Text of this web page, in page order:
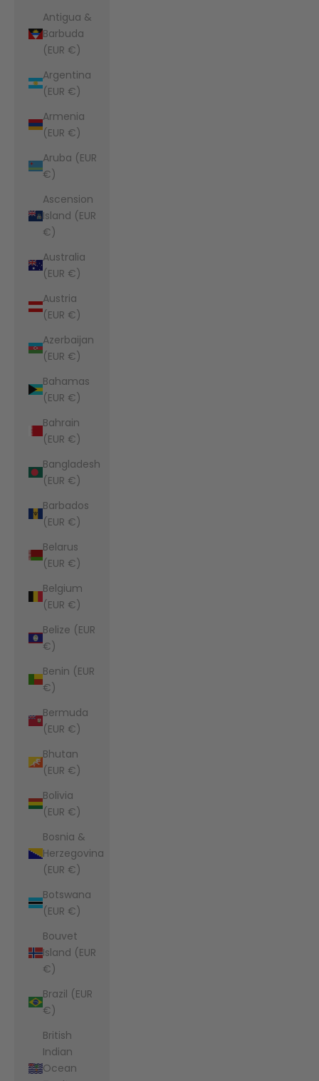
Antigua &
Barbuda
(EUR €)
Argentina
(EUR €)
Armenia
(EUR €)
Aruba (EUR
€)
Ascension
Island (EUR
€)
Australia
(EUR €)
Austria
(EUR €)
Azerbaijan
(EUR €)
Bahamas
(EUR €)
Bahrain
(EUR €)
Bangladesh
(EUR €)
Barbados
(EUR €)
Belarus
(EUR €)
Belgium
(EUR €)
Belize (EUR
€)
Benin (EUR
€)
Bermuda
(EUR €)
Bhutan
(EUR €)
Bolivia
(EUR €)
Bosnia &
Herzegovina
(EUR €)
Botswana
(EUR €)
Bouvet
Island (EUR
€)
Brazil (EUR
€)
British
Indian
Ocean